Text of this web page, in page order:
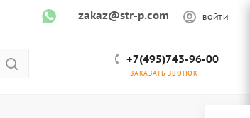
zakaz@str-p.com ВОЙТИ
+7(495)743-96-00
ЗАКАЗАТЬ ЗВОНОК